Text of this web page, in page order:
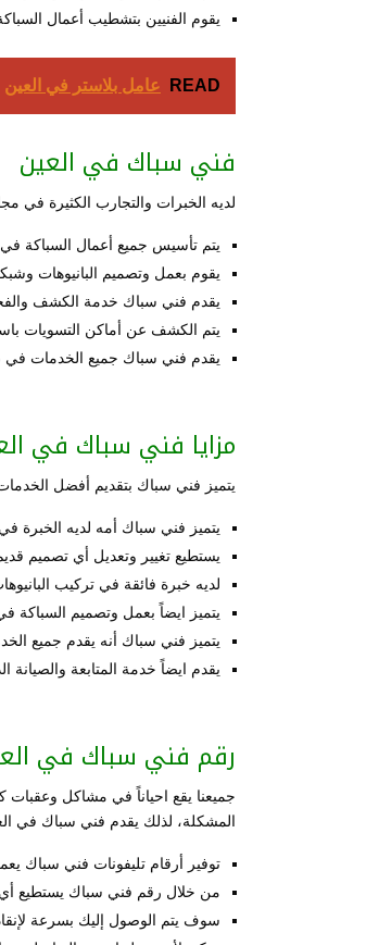
يقوم الفنيين بتشطيب أعمال
READ عامل بلاستر في العين
فني سباك في العين
لديه الخبرات والتجارب الكثيرة في
يتم تأسيس جميع أعمال السباكة في
يقوم بعمل وتصميم البانيوهات
يقدم فني سباك خدمة الكشف
يتم الكشف عن أماكن التسويات
يقدم فني سباك جميع الخدمات في
مزايا فني سباك في
يتميز فني سباك بتقديم أفضل
يتميز فني سباك أمه لديه الخبرة
يستطيع تغيير وتعديل أي تصميم
لديه خبرة فائقة في تركيب
يتميز ايضاً بعمل وتصميم السباكة
يتميز فني سباك أنه يقدم جميع
يقدم ايضاً خدمة المتابعة والصيانة
رقم فني سباك في
جميعنا يقع احياناً في مشاكل وعقبات
المشكلة، لذلك يقدم فني سباك في
توفير أرقام تليفونات فني سباك
من خلال رقم فني سباك يستطيع أي
سوف يتم الوصول إليك بسرعة